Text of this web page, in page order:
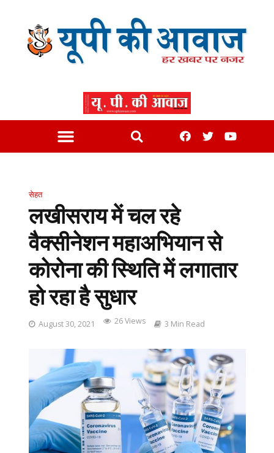
सेहत
लखीसराय में चल रहे
वैक्सीनेशन महाअभियान से
कोरोना की स्थिति में लगातार
हो रहा है सुधार
August 30, 2021 26 Views 3 Min Read